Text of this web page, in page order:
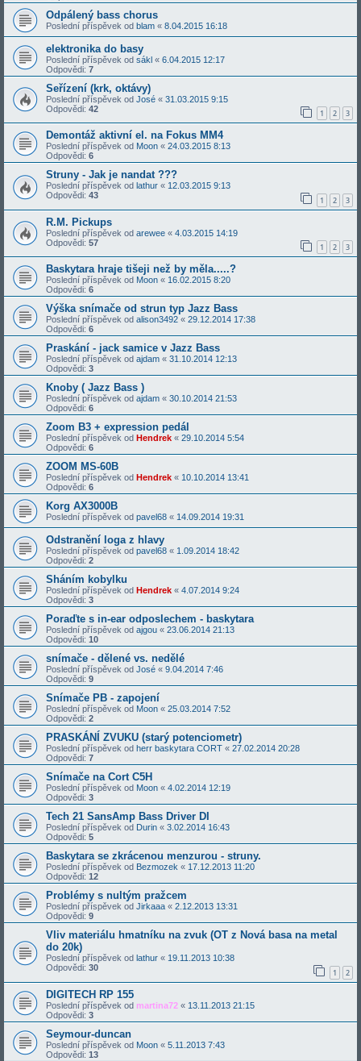
Odpálený bass chorus
Poslední příspěvek od blam « 8.04.2015 16:18
elektronika do basy
Poslední příspěvek od sákl « 6.04.2015 12:17
Odpovědi: 7
Seřízení (krk, oktávy)
Poslední příspěvek od José « 31.03.2015 9:15
Odpovědi: 42 1 2 3
Demontáž aktivní el. na Fokus MM4
Poslední příspěvek od Moon « 24.03.2015 8:13
Odpovědi: 6
Struny - Jak je nandat ???
Poslední příspěvek od lathur « 12.03.2015 9:13
Odpovědi: 43 1 2 3
R.M. Pickups
Poslední příspěvek od arewee « 4.03.2015 14:19
Odpovědi: 57 1 2 3
Baskytara hraje tišeji než by měla.....?
Poslední příspěvek od Moon « 16.02.2015 8:20
Odpovědi: 6
Výška snímače od strun typ Jazz Bass
Poslední příspěvek od alison3492 « 29.12.2014 17:38
Odpovědi: 6
Praskání - jack samice v Jazz Bass
Poslední příspěvek od ajdam « 31.10.2014 12:13
Odpovědi: 3
Knoby ( Jazz Bass )
Poslední příspěvek od ajdam « 30.10.2014 21:53
Odpovědi: 6
Zoom B3 + expression pedál
Poslední příspěvek od Hendrek « 29.10.2014 5:54
Odpovědi: 6
ZOOM MS-60B
Poslední příspěvek od Hendrek « 10.10.2014 13:41
Odpovědi: 6
Korg AX3000B
Poslední příspěvek od pavel68 « 14.09.2014 19:31
Odstranění loga z hlavy
Poslední příspěvek od pavel68 « 1.09.2014 18:42
Odpovědi: 2
Sháním kobylku
Poslední příspěvek od Hendrek « 4.07.2014 9:24
Odpovědi: 3
Poraďte s in-ear odposlechem - baskytara
Poslední příspěvek od ajgou « 23.06.2014 21:13
Odpovědi: 10
snímače - dělené vs. nedělé
Poslední příspěvek od José « 9.04.2014 7:46
Odpovědi: 9
Snímače PB - zapojení
Poslední příspěvek od Moon « 25.03.2014 7:52
Odpovědi: 2
PRASKÁNÍ ZVUKU (starý potenciometr)
Poslední příspěvek od herr baskytara CORT « 27.02.2014 20:28
Odpovědi: 7
Snímače na Cort C5H
Poslední příspěvek od Moon « 4.02.2014 12:19
Odpovědi: 3
Tech 21 SansAmp Bass Driver DI
Poslední příspěvek od Durin « 3.02.2014 16:43
Odpovědi: 5
Baskytara se zkrácenou menzurou - struny.
Poslední příspěvek od Bezmozek « 17.12.2013 11:20
Odpovědi: 12
Problémy s nultým pražcem
Poslední příspěvek od Jirkaaa « 2.12.2013 13:31
Odpovědi: 9
Vliv materiálu hmatníku na zvuk (OT z Nová basa na metal
do 20k)
Poslední příspěvek od lathur « 19.11.2013 10:38
Odpovědi: 30 1 2
DIGITECH RP 155
Poslední příspěvek od martina72 « 13.11.2013 21:15
Odpovědi: 3
Seymour-duncan
Poslední příspěvek od Moon « 5.11.2013 7:43
Odpovědi: 13